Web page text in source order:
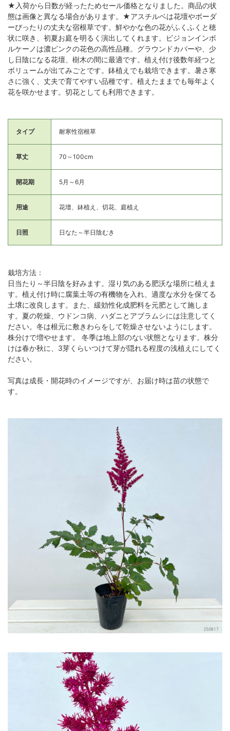
★入荷から日数が経ったためセール価格となりました。商品の状
態は画像と異なる場合があります。★アスチルベは花壇やボーダ
ーぴったりの丈夫な宿根草です。鮮やかな色の花がふくふくと穂
状に咲き、初夏お庭を明るく演出してくれます。ビジョンインボ
ルケーノは濃ピンクの花色の高性品種。グラウンドカバーや、少
し日陰になる花壇、樹木の間に最適です。植え付け後数年経つと
ボリュームが出てみごとです。鉢植えでも栽培できます。暑さ寒
さに強く、丈夫で育てやすい品種です。植えたままでも毎年よく
花を咲かせます。切花としても利用できます。
タイプ 耐寒性宿根草
草丈 70～100cm
開花期 5月～6月
用途 花壇、鉢植え、切花、庭植え
日照 日なた～半日陰むき
栽培方法：
日当たり～半日陰を好みます。湿り気のある肥沃な場所に植えま
す。植え付け時に腐葉土等の有機物を入れ、適度な水分を保てる
土壌に改良します。また、緩効性化成肥料を元肥として施しま
す。夏の乾燥、ウドンコ病、ハダニとアブラムシには注意してく
ださい。冬は根元に敷きわらをして乾燥させないようにします。
株分けで増やせます。 冬季は地上部のない状態となります。株分
けは春か秋に、3芽くらいつけて芽が隠れる程度の浅植えにしてく
ださい。
写真は成長・開花時のイメージですが、お届け時は苗の状態で
す。